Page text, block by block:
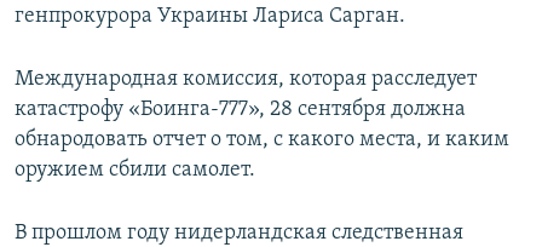
генпрокурора Украины Лариса Сарган.
Международная комиссия, которая расследует
катастрофу «Боинга-777», 28 сентября должна
обнародовать отчет о том, с какого места, и каким
оружием сбили самолет.
В прошлом году нидерландская следственная